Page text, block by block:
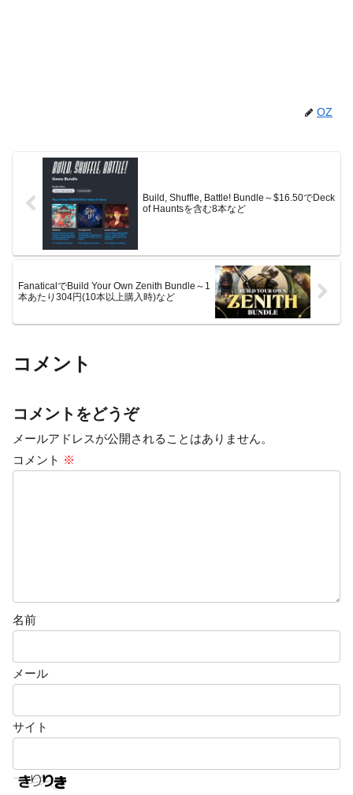
OZ
Build, Shuffle, Battle! Bundle～$16.50でDeck
of Hauntsを含む8本など
FanaticalでBuild Your Own Zenith Bundle～1
本あたり304円(10本以上購入時)など
コメント
コメントをどうぞ
メールアドレスが公開されることはありません。
コメント ※
名前
メール
サイト